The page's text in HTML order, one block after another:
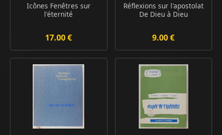
Icônes Fenêtres sur
l'éternité
17.00 €
Réflexions sur l'apostolat
De Dieu à Dieu
9.00 €